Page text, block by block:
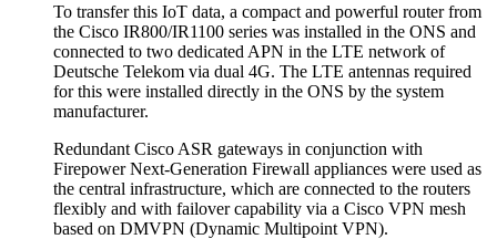
To transfer this IoT data, a compact and powerful router from
the Cisco IR800/IR1100 series was installed in the ONS and
connected to two dedicated APN in the LTE network of
Deutsche Telekom via dual 4G. The LTE antennas required
for this were installed directly in the ONS by the system
manufacturer.
Redundant Cisco ASR gateways in conjunction with
Firepower Next-Generation Firewall appliances were used as
the central infrastructure, which are connected to the routers
flexibly and with failover capability via a Cisco VPN mesh
based on DMVPN (Dynamic Multipoint VPN).